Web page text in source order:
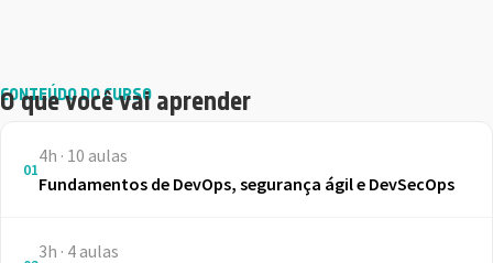
CONTEÚDO DO CURSO
O que você vai aprender
01
4h · 10 aulas
Fundamentos de DevOps, segurança ágil e DevSecOps
3h · 4 aulas